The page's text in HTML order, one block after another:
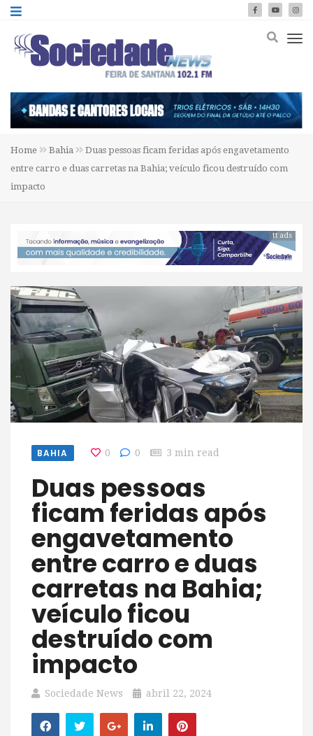
Home Bahia
Duas pessoas ficam feridas após engavetamento
entre carro e duas carretas na Bahia; veículo ficou destruído com
impacto
tt ads
BAHIA 0 0 3 min read
Duas pessoas
ficam feridas após
engavetamento
entre carro e duas
carretas na Bahia;
veículo ficou
destruído com
impacto
Sociedade News abril 22, 2024